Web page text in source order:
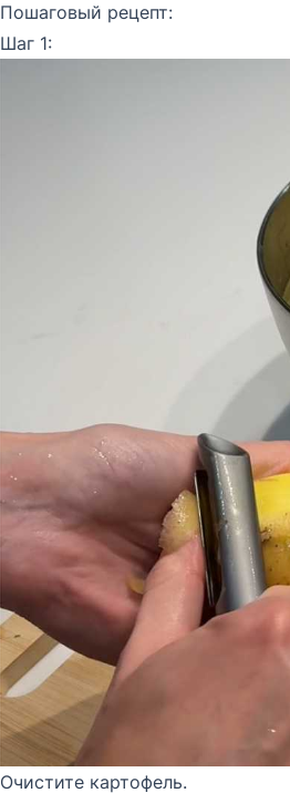
Пошаговый рецепт:
Шаг 1:
Очистите картофель.